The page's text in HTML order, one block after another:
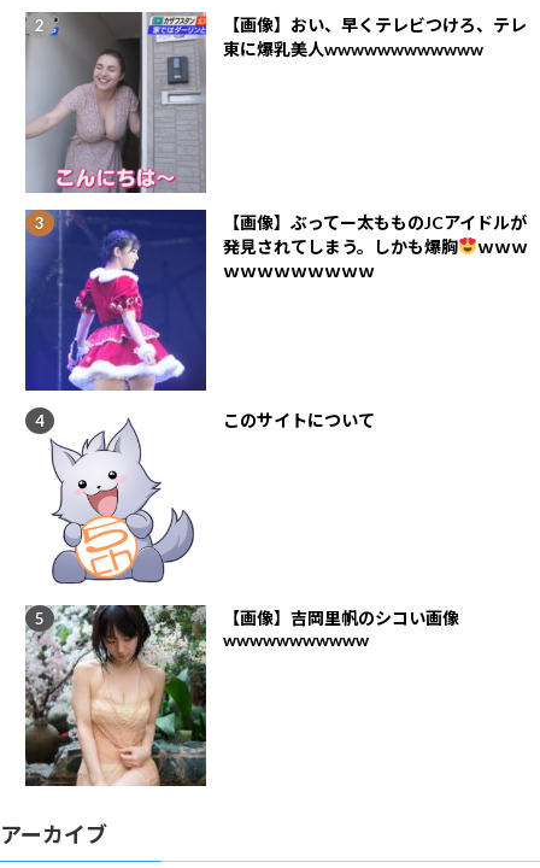
【画像】おい、早くテレビつけろ、テレ
東に爆乳美人wwwwwwwwwwww
【画像】ぶってー太もものJCアイドルが
発見されてしまう。しかも爆胸
ｗｗｗ
ｗｗｗｗｗｗｗｗｗ
このサイトについて
【画像】吉岡里帆のシコい画像
wwwwwwwwwww
アーカイブ